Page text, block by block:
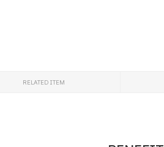
RELATED ITEM